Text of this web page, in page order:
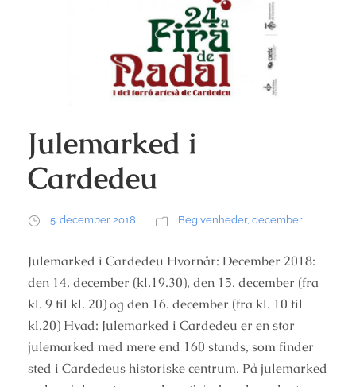
Julemarked i
Cardedeu
5. december 2018 Begivenheder, december
Julemarked i Cardedeu Hvornår: December 2018:
den 14. december (kl.19.30), den 15. december (fra
kl. 9 til kl. 20) og den 16. december (fra kl. 10 til
kl.20) Hvad: Julemarked i Cardedeu er en stor
julemarked med mere end 160 stands, som finder
sted i Cardedeus historiske centrum. På julemarked